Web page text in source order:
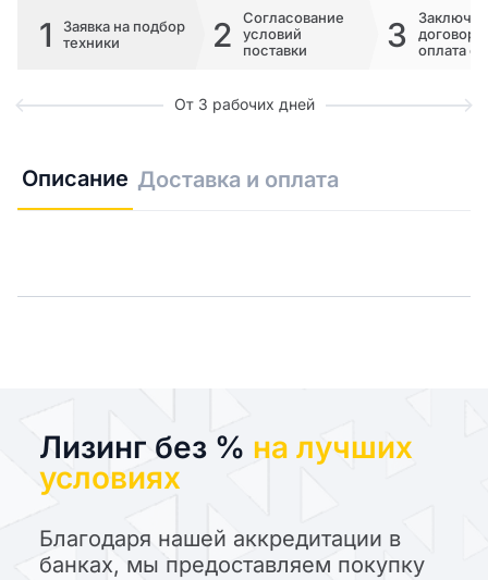
1
Заявка на подбор
техники
2
Согласование
условий
поставки
3
договора
оплата
От 3 рабочих дней
Описание Доставка и оплата
Лизинг без % на лучших
условиях
Благодаря нашей аккредитации в
банках, мы предоставляем покупку